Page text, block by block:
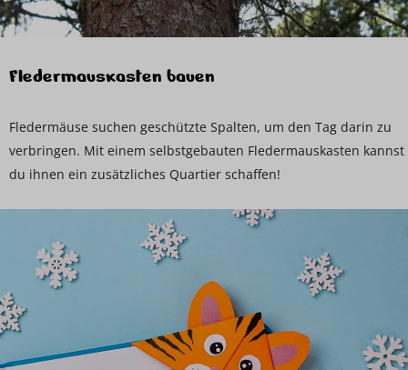
Fledermauskasten bauen
Fledermäuse suchen geschützte Spalten, um den Tag darin zu
verbringen. Mit einem selbstgebauten Fledermauskasten kannst
du ihnen ein zusätzliches Quartier schaffen!